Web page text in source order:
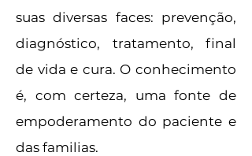
suas diversas faces: prevenção,
diagnóstico, tratamento, final
de vida e cura. O conhecimento
é, com certeza, uma fonte de
empoderamento do paciente e
das familias.